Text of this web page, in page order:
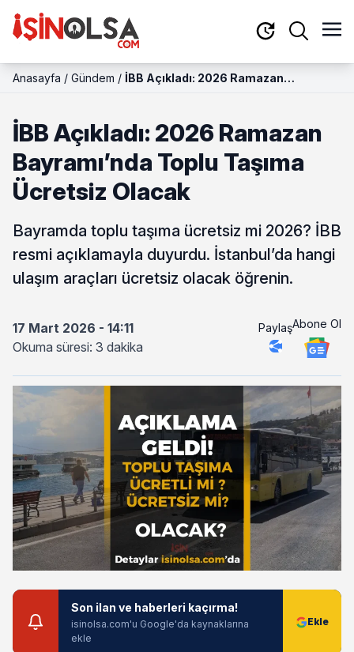
Anasayfa / Gündem / İBB Açıkladı: 2026 Ramazan
İBB Açıkladı: 2026 Ramazan
Bayramı’nda Toplu Taşıma
Ücretsiz Olacak
Bayramda toplu taşıma ücretsiz mi 2026? İBB
resmi açıklamayla duyurdu. İstanbul’da hangi
ulaşım araçları ücretsiz olacak öğrenin.
17 Mart 2026 - 14:11
Okuma süresi: 3 dakika
PaylaşAbone Ol
Son ilan ve haberleri kaçırma!
isinolsa.com'u Google'da kaynaklarına
ekle